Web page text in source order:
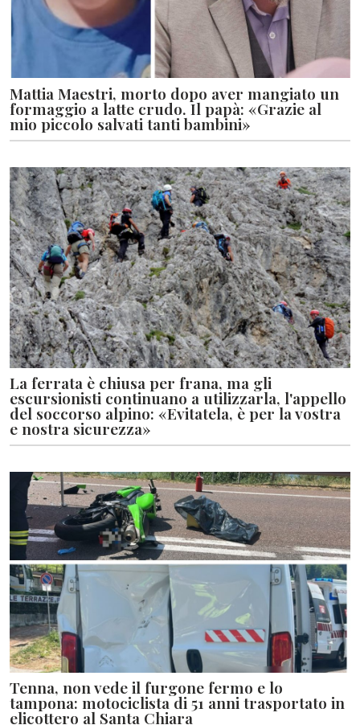
Mattia Maestri, morto dopo aver mangiato un
formaggio a latte crudo. Il papà: «Grazie al
mio piccolo salvati tanti bambini»
La ferrata è chiusa per frana, ma gli
escursionisti continuano a utilizzarla, l'appello
del soccorso alpino: «Evitatela, è per la vostra
e nostra sicurezza»
Tenna, non vede il furgone fermo e lo
tampona: motociclista di 51 anni trasportato in
elicottero al Santa Chiara